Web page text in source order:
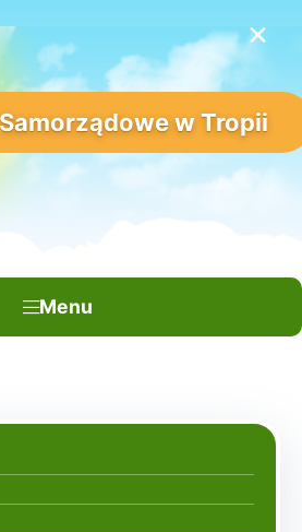
w Tropii
Menu
×